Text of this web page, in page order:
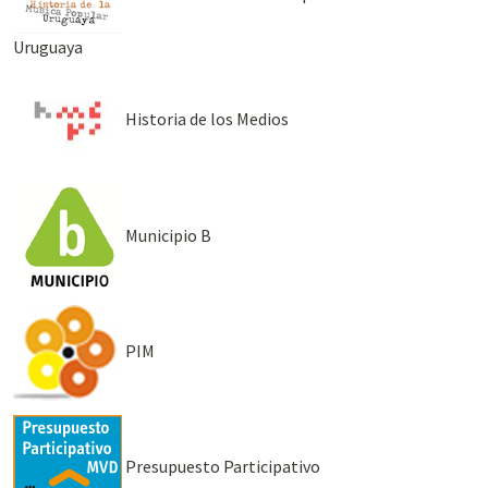
Uruguaya
Historia de los Medios
Municipio B
PIM
Presupuesto Participativo